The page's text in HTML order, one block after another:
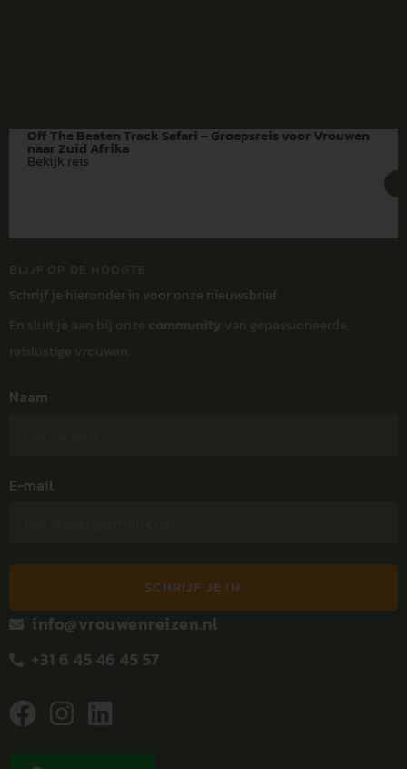
Off The Beaten Track Safari – Groepsreis voor Vrouwen
naar Zuid Afrika
Bekijk reis
Schrijf je hieronder in voor onze nieuwsbrief
Naam
E-mail
SCHRIJF JE IN
info@vrouwenreizen.nl
+31 6 45 46 45 57